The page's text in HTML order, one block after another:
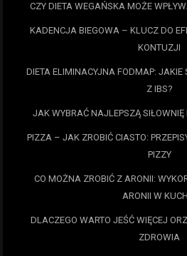
CZY DIETA WEGAŃSKA MOŻE
KADENCJA BIEGOWA – KLUCZ DO
KONTUZJI
DIETA ELIMINACYJNA FODMAP: JAKIE
Z IBS?
JAK WYBRAĆ NAJLEPSZĄ SIŁOWNIĘ
PIZZA – JAK ZROBIĆ CIASTO:
PIZZY
CO MOŻNA ZROBIĆ Z ARONII:
ARONII W
DLACZEGO WARTO JEŚĆ WIĘCEJ
ZDROWIA